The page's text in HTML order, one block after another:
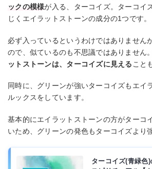
ックの模様が入る、ターコイズ。ターコイ
じくエイラットストーンの成分の1つです。
必ず入っているというわけではありません
ので、似ているのも不思議ではありません。
ットストーンは、ターコイズに見える こと
同時に、グリーンが強いターコイズもエイ
ルックスをしています。
基本的にエイラットストーンの方がターコ
いため、グリーンの発色もターコイズより
ターコイズ(青緑色)